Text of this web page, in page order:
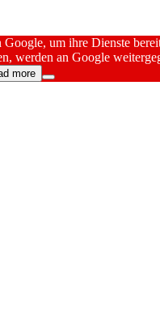
um ihre Dienste
werden an Google
more